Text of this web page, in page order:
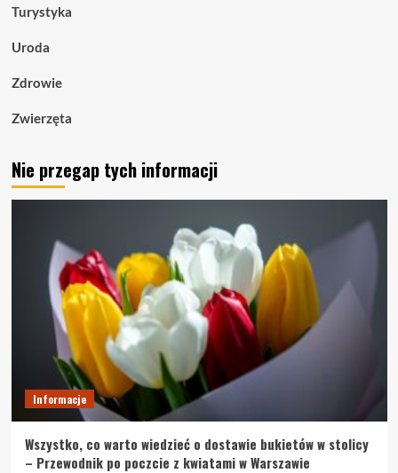
Turystyka
Uroda
Zdrowie
Zwierzęta
Nie przegap tych informacji
Informacje
Wszystko, co warto wiedzieć o dostawie bukietów w stolicy
– Przewodnik po poczcie z kwiatami w Warszawie